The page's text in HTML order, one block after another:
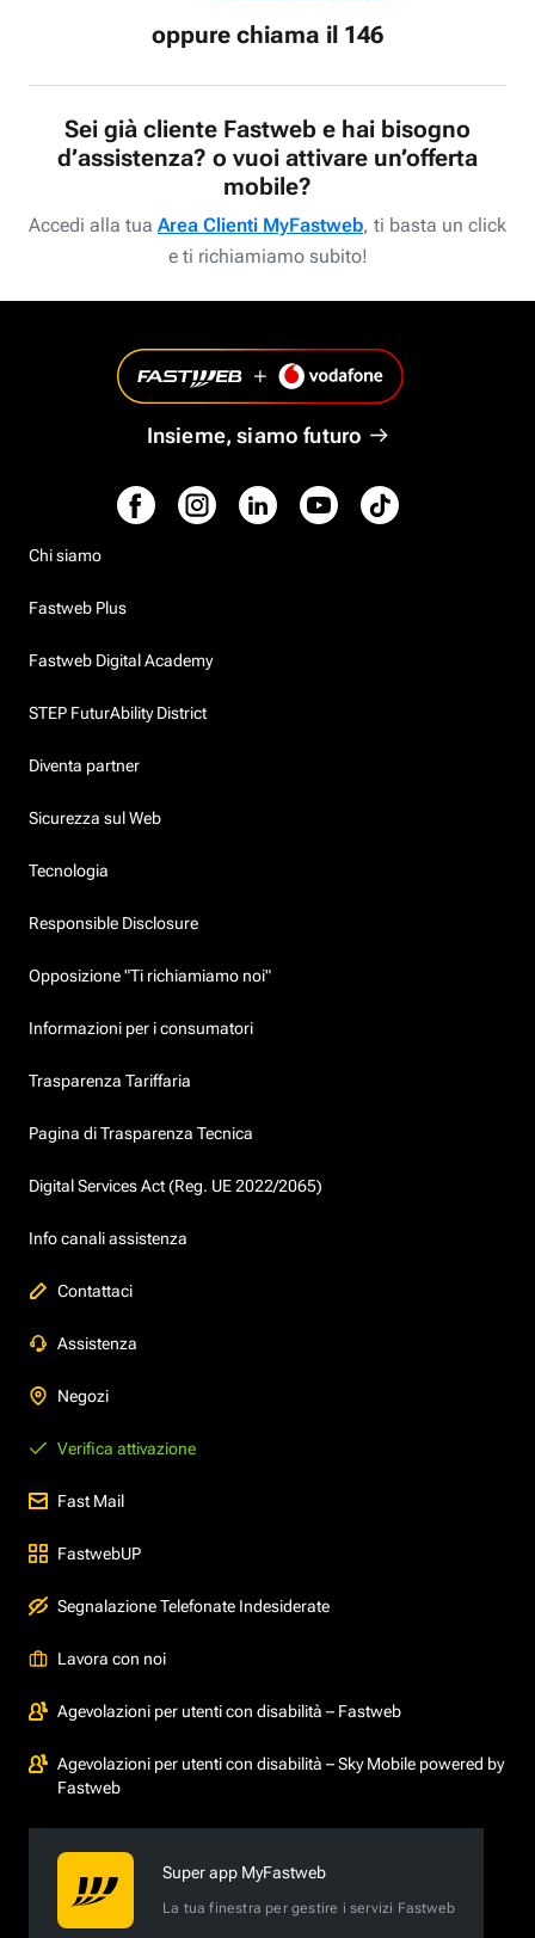
oppure chiama il 146
Sei già cliente Fastweb e hai bisogno
d’assistenza? o vuoi attivare un’offerta
mobile?
Accedi alla tua Area Clienti MyFastweb, ti basta un click
e ti richiamiamo subito!
Insieme, siamo futuro
Chi siamo
Fastweb Plus
Fastweb Digital Academy
STEP FuturAbility District
Diventa partner
Sicurezza sul Web
Tecnologia
Responsible Disclosure
Opposizione "Ti richiamiamo noi"
Informazioni per i consumatori
Trasparenza Tariffaria
Pagina di Trasparenza Tecnica
Digital Services Act (Reg. UE 2022/2065)
Info canali assistenza
Contattaci
Assistenza
Negozi
Verifica attivazione
Fast Mail
FastwebUP
Segnalazione Telefonate Indesiderate
Lavora con noi
Agevolazioni per utenti con disabilità – Fastweb
Agevolazioni per utenti con disabilità – Sky Mobile powered by
Fastweb
Super app MyFastweb
La tua finestra per gestire i servizi Fastweb